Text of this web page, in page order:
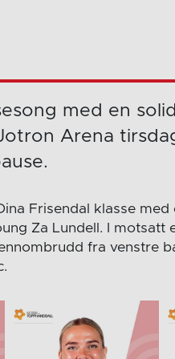
med en
Arena
Frisendal klasse
Za Lundell. I motsatt
fra venstre